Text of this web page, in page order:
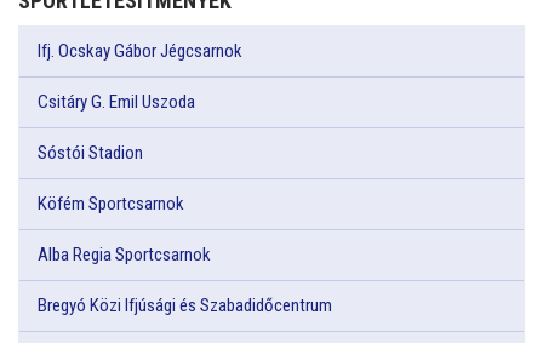
Ifj. Ocskay Gábor Jégcsarnok
Csitáry G. Emil Uszoda
Sóstói Stadion
Köfém Sportcsarnok
Alba Regia Sportcsarnok
Bregyó Közi Ifjúsági és Szabadidőcentrum